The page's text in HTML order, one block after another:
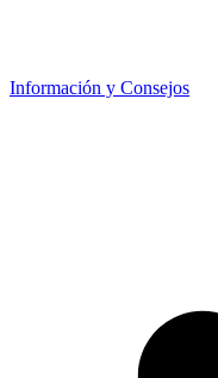
Información y Consejos